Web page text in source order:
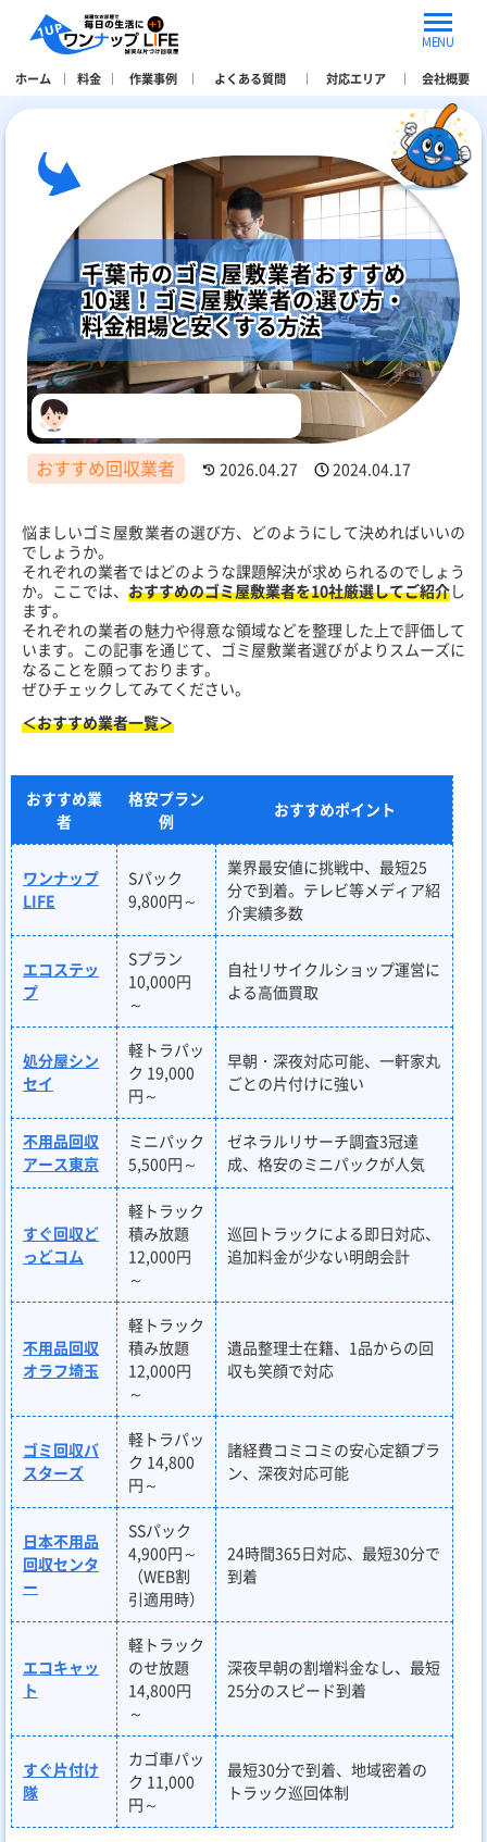
MENU
ホーム
料金 作業事例 よくある質問 対応エリア 会社概要
千葉市のゴミ屋敷業者おすすめ
10選！ゴミ屋敷業者の選び方・
料金相場と安くする方法
おすすめ回収業者 2026.04.27 2024.04.17
悩ましいゴミ屋敷業者の選び方、どのようにして決めればいいの
でしょうか。
それぞれの業者ではどのような課題解決が求められるのでしょう
か。ここでは、 おすすめのゴミ屋敷業者を10社厳選してご紹介し
ます。
それぞれの業者の魅力や得意な領域などを整理した上で評価して
います。この記事を通じて、ゴミ屋敷業者選びがよりスムーズに
なることを願っております。
ぜひチェックしてみてください。
＜おすすめ業者一覧＞
おすすめ業
者
格安プラン
例
おすすめポイント
ワンナップ
LIFE
Sパック
9,800円～
業界最安値に挑戦中、最短25
分で到着。テレビ等メディア紹
介実績多数
エコステッ
プ
Sプラン
10,000円
～
自社リサイクルショップ運営に
よる高価買取
処分屋シン
セイ
軽トラパッ
ク 19,000
円～
早朝・深夜対応可能、一軒家丸
ごとの片付けに強い
不用品回収
アース東京
ミニパック
5,500円～
ゼネラルリサーチ調査3冠達
成、格安のミニパックが人気
すぐ回収ど
っどコム
軽トラック
積み放題
12,000円
～
巡回トラックによる即日対応、
追加料金が少ない明朗会計
不用品回収
オラフ埼玉
軽トラック
積み放題
12,000円
～
遺品整理士在籍、1品からの回
収も笑顔で対応
ゴミ回収バ
スターズ
軽トラパッ
ク 14,800
円～
諸経費コミコミの安心定額プラ
ン、深夜対応可能
日本不用品
回収センタ
ー
SSパック
4,900円～
（WEB割
引適用時）
24時間365日対応、最短30分で
到着
エコキャッ
ト
軽トラック
のせ放題
14,800円
～
深夜早朝の割増料金なし、最短
25分のスピード到着
すぐ片付け
隊
カゴ車パッ
ク 11,000
円～
最短30分で到着、地域密着の
トラック巡回体制